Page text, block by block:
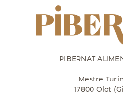
PIBERNAT
Mestre
17800 Olot